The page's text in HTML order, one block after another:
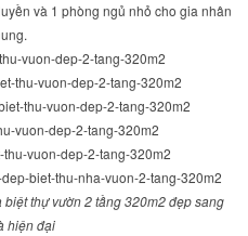
và 1 phòng ngủ nhỏ cho gia nhân
thự vườn 2 tầng 320m2 đẹp sang
hiện đại